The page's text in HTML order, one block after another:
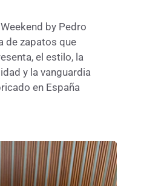
by Pedro
de zapatos que
el estilo, la
y la vanguardia
en España